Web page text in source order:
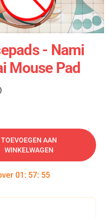
- Nami
Mouse Pad
TOEVOEGEN AAN
WINKELWAGEN
01 : 57: 54